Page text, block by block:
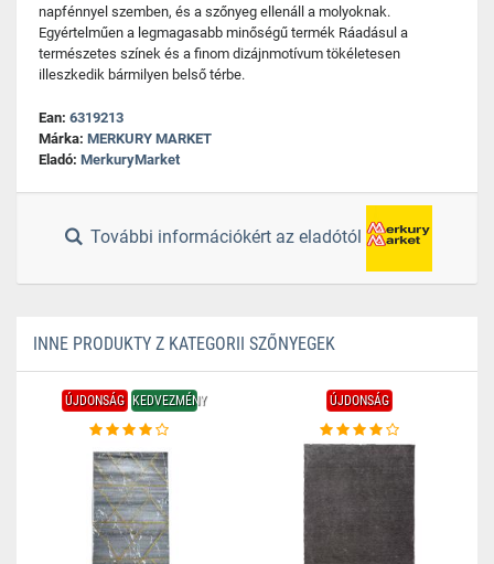
napfénnyel szemben, és a szőnyeg ellenáll a molyoknak.
Egyértelműen a legmagasabb minőségű termék Ráadásul a
természetes színek és a finom dizájnmotívum tökéletesen
illeszkedik bármilyen belső térbe.
Ean: 6319213
Márka: MERKURY MARKET
Eladó: MerkuryMarket
További információkért az eladótól
INNE PRODUKTY Z KATEGORII SZŐNYEGEK
ÚJDONSÁG KEDVEZMÉNY ÚJDONSÁG